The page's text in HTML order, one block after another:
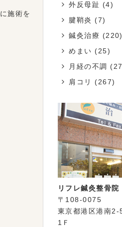
施術を
外反母趾 (4)
腱鞘炎 (7)
鍼灸治療 (220)
めまい (25)
月経の不調
肩コリ
(267)
リフレ鍼灸整骨院
〒108-0075
東京都港区港南
1Ｆ